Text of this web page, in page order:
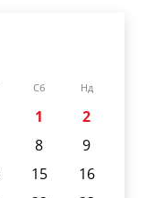
Сб Нд
1
2
8
9
15
16